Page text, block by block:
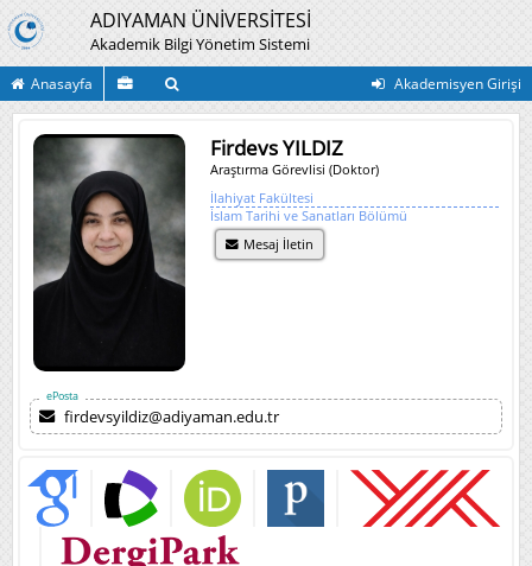
ADIYAMAN ÜNİVERSİTESİ
Akademik Bilgi Yönetim Sistemi
Anasayfa Akademisyen Girişi
Firdevs YILDIZ
Araştırma Görevlisi (Doktor)
İlahiyat Fakültesi
İslam Tarihi ve Sanatları Bölümü
Mesaj İletin
ePosta
firdevsyildiz@adiyaman.edu.tr